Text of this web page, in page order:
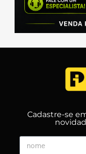
Cadastre-se